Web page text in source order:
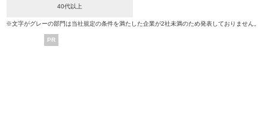
40代以上
※文字がグレーの部門は当社規定の条件を満たした企業が2社未満のため発表しておりません。
PR